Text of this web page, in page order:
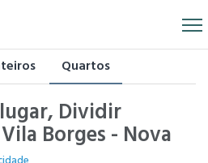
Quartos
Dividir
Borges - Nova